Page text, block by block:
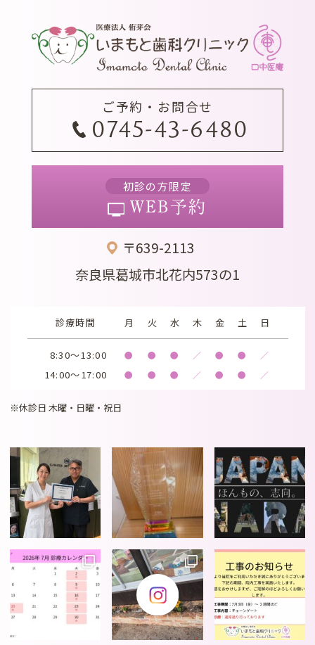
ご予約・お問合せ
0745-43-6480
初診の方限定
WEB予約
〒639-2113
奈良県葛城市北花内573の1
診療時間 月 火 水 木 金 土 日
8:30～13:00 ● ● ● ／ ● ● ／
14:00～17:00 ● ● ● ／ ● ● ／
※休診日 木曜・日曜・祝日